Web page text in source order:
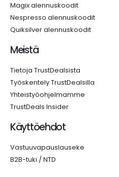
Magix alennuskoodit
Nespresso alennuskoodit
Quiksilver alennuskoodit
Meistä
Tietoja TrustDealsista
Työskentely TrustDealsilla
Yhteistyöohjelmamme
TrustDeals Insider
Käyttöehdot
Vastuuvapauslauseke
B2B-tuki / NTD